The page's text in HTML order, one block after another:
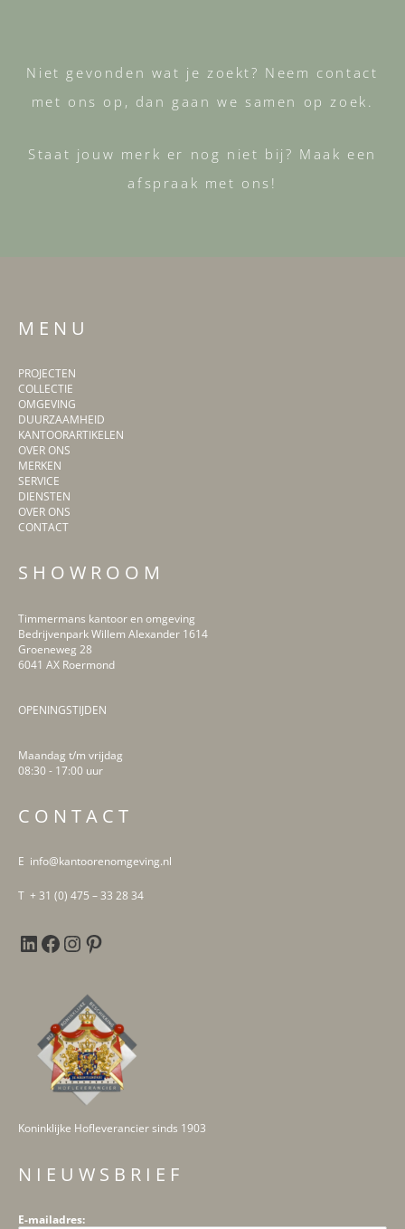
Niet gevonden wat je zoekt? Neem contact
met ons op, dan gaan we samen op zoek.
Staat jouw merk er nog niet bij? Maak een
afspraak met ons!
M E N U
PROJECTEN
COLLECTIE
OMGEVING
DUURZAAMHEID
KANTOORARTIKELEN
OVER ONS
MERKEN
SERVICE
DIENSTEN
OVER ONS
CONTACT
S H O W R O O M
Timmermans kantoor en omgeving
Bedrijvenpark Willem Alexander 1614
Groeneweg 28
6041 AX Roermond
OPENINGSTIJDEN
Maandag t/m vrijdag
08:30 - 17:00 uur
C O N T A C T
E info@kantoorenomgeving.nl
T + 31 (0) 475 – 33 28 34
LinkedIn
Facebook
Instagram
Pinterest
Koninklijke Hofleverancier sinds 1903
N I E U W S B R I E F
E-mailadres: